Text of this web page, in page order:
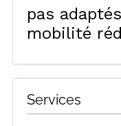
pas
mobilité
Services